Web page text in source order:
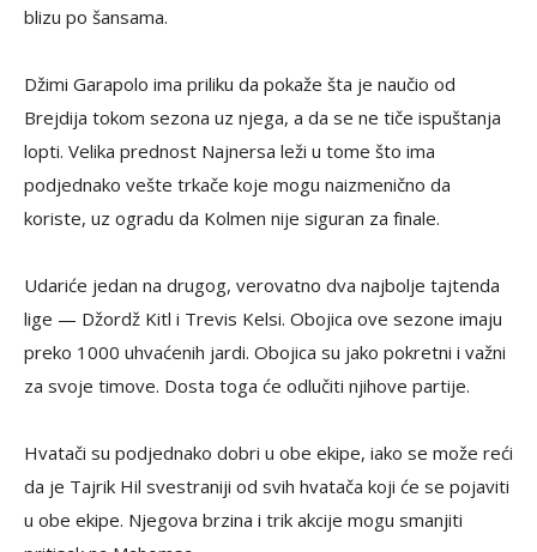
blizu po šansama.
Džimi Garapolo ima priliku da pokaže šta je naučio od
Brejdija tokom sezona uz njega, a da se ne tiče ispuštanja
lopti. Velika prednost Najnersa leži u tome što ima
podjednako vešte trkače koje mogu naizmenično da
koriste, uz ogradu da Kolmen nije siguran za finale.
Udariće jedan na drugog, verovatno dva najbolje tajtenda
lige — Džordž Kitl i Trevis Kelsi. Obojica ove sezone imaju
preko 1000 uhvaćenih jardi. Obojica su jako pokretni i važni
za svoje timove. Dosta toga će odlučiti njihove partije.
Hvatači su podjednako dobri u obe ekipe, iako se može reći
da je Tajrik Hil svestraniji od svih hvatača koji će se pojaviti
u obe ekipe. Njegova brzina i trik akcije mogu smanjiti